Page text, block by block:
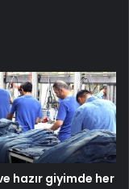
hazır giyimde her